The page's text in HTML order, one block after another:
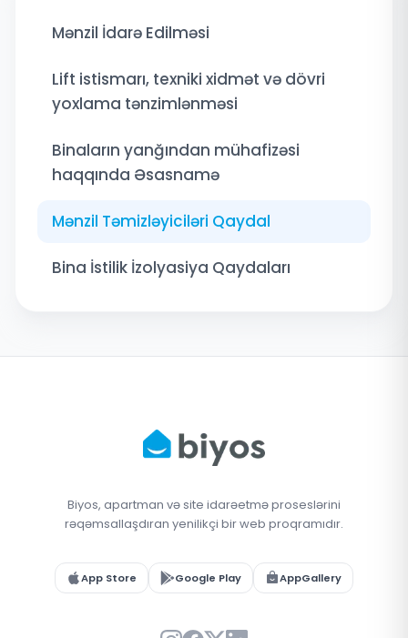
Mənzil İdarə Edilməsi
Lift istismarı, texniki xidmət və dövri
yoxlama tənzimlənməsi
Binaların yanğından mühafizəsi
haqqında Əsasnamə
Mənzil Təmizləyiciləri Qaydal
Bina İstilik İzolyasiya Qaydaları
Biyos, apartman və site idarəetmə proseslərini
rəqəmsallaşdıran yenilikçi bir web proqramıdır.
App Store Google Play AppGallery